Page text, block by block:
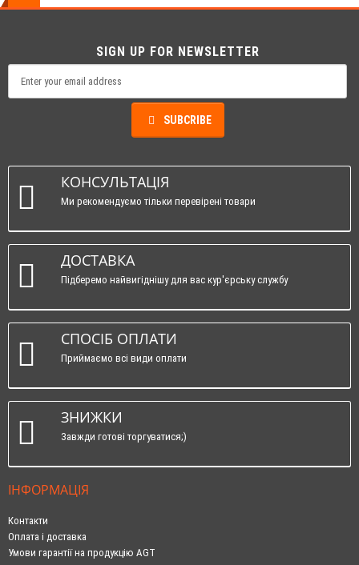
SIGN UP FOR NEWSLETTER
SUBCRIBE
КОНСУЛЬТАЦІЯ
Ми рекомендуємо тільки перевірені товари
ДОСТАВКА
Підберемо найвигіднішу для вас кур'єрську службу
СПОСІБ ОПЛАТИ
Приймаємо всі види оплати
ЗНИЖКИ
Завжди готові торгуватися;)
ІНФОРМАЦІЯ
Контакти
Оплата і доставка
Умови гарантії на продукцію AGT